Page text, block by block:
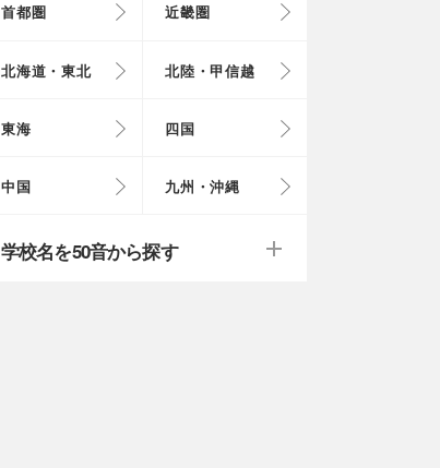
首都圏 近畿圏
北海道・東北 北陸・甲信越
東海 四国
中国 九州・沖縄
学校名を50音から探す